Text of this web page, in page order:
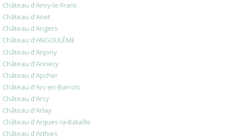
Château d'Ancy-le-Franc
Château d'Anet
Château d'Angers
Château d'ANGOULÊME
Château d'Anjony
Château d'Annecy
Château d'Apcher
Château d'Arc-en-Barrois
Château d'Arcy
Château d'Arlay
Château d'Arques-la-Bataille
Château d'Arthies